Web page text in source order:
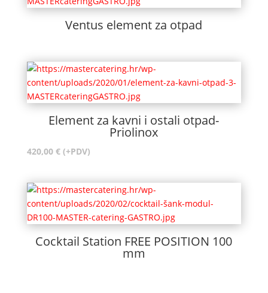
Ventus element za otpad
Element za kavni i ostali otpad-
Priolinox
420,00 € (+PDV)
Cocktail Station FREE POSITION 100
mm